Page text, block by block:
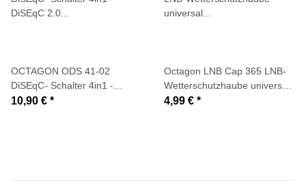
OCTAGON ODS 41-02
DiSEqC- Schalter 4in1 -
DiSEqC 2.0 tauglich
10,90 € *
Octagon LNB Cap 365 LNB-
Wetterschutzhaube universal
(Regenschirm)
4,99 € *